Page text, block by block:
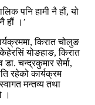
पनि हामी नै हौं, यो
हौं ।’
किरात चोलुङ
योङहाङ, किरात
चन्द्रकुमार सेर्मा,
रहेको कार्यक्रम
मन्तव्य तथा
।